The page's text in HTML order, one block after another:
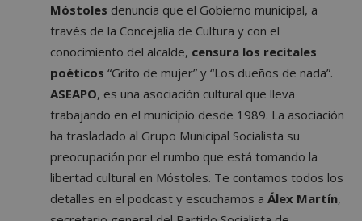
Móstoles denuncia que el Gobierno municipal, a
través de la Concejalía de Cultura y con el
conocimiento del alcalde, censura los recitales
poéticos “Grito de mujer” y “Los dueños de nada”.
ASEAPO, es una asociación cultural que lleva
trabajando en el municipio desde 1989. La asociación
ha trasladado al Grupo Municipal Socialista su
preocupación por el rumbo que está tomando la
libertad cultural en Móstoles. Te contamos todos los
detalles en el podcast y escuchamos a Álex Martín,